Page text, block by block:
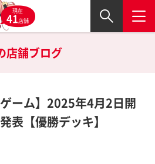
現在
41店舗
店舗ブログ
ゲーム】2025年4月2日開
表【優勝デッキ】